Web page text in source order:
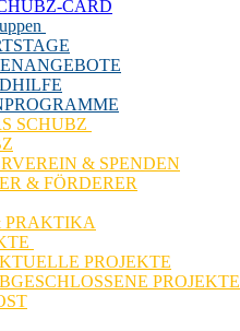
CARD
SCHUBZ
& SPENDEN
& FÖRDERER
PRAKTIKA
PROJEKTE
PROJEKTE